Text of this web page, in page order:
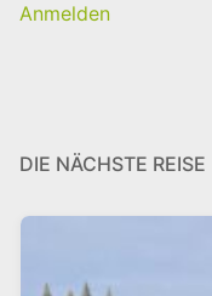
Anmelden
DIE NÄCHSTE REISE